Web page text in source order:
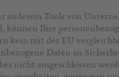
anderem Tools von
können Ihre
kein mit der EU
Daten an
nicht ausgeschlossen